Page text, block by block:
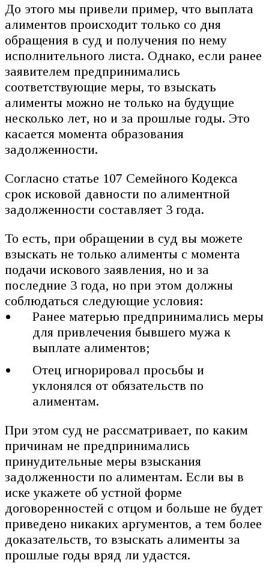
До этого мы привели пример, что выплата
алиментов происходит только со дня
обращения в суд и получения по нему
исполнительного листа. Однако, если ранее
заявителем предпринимались
соответствующие меры, то взыскать
алименты можно не только на будущие
несколько лет, но и за прошлые годы. Это
касается момента образования
задолженности.
Согласно статье 107 Семейного Кодекса
срок исковой давности по алиментной
задолженности составляет 3 года.
То есть, при обращении в суд вы можете
взыскать не только алименты с момента
подачи искового заявления, но и за
последние 3 года, но при этом должны
соблюдаться следующие условия:
Ранее матерью предпринимались меры
для привлечения бывшего мужа к
выплате алиментов;
Отец игнорировал просьбы и
уклонялся от обязательств по
алиментам.
При этом суд не рассматривает, по каким
причинам не предпринимались
принудительные меры взыскания
задолженности по алиментам. Если вы в
иске укажете об устной форме
договоренностей с отцом и больше не будет
приведено никаких аргументов, а тем более
доказательств, то взыскать алименты за
прошлые годы вряд ли удастся.